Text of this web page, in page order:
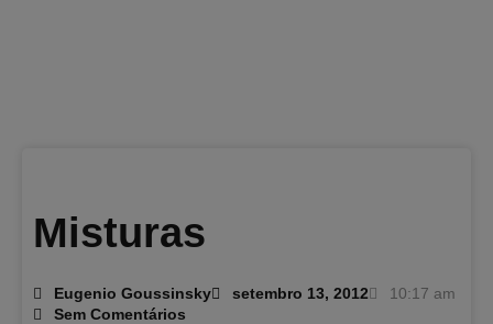
Misturas
Eugenio Goussinsky setembro 13, 2012
10:17 am
Sem Comentários